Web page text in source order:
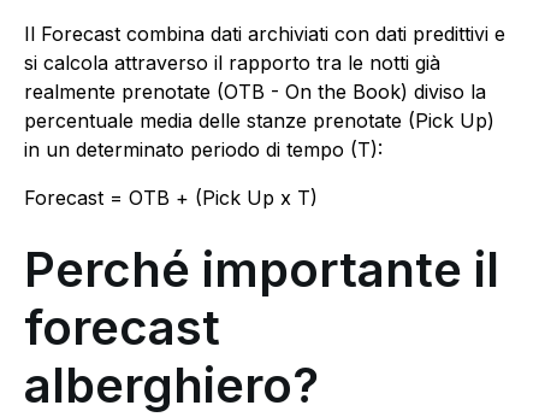
Il Forecast combina dati archiviati con dati predittivi e
si calcola attraverso il rapporto tra le notti già
realmente prenotate (OTB - On the Book) diviso la
percentuale media delle stanze prenotate (Pick Up)
in un determinato periodo di tempo (T):
Forecast = OTB + (Pick Up x T)
Perché importante il
forecast
alberghiero?